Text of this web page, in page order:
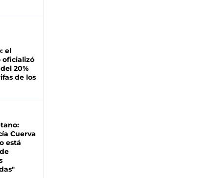
el
oficializó
20%
de los
Cuerva
está